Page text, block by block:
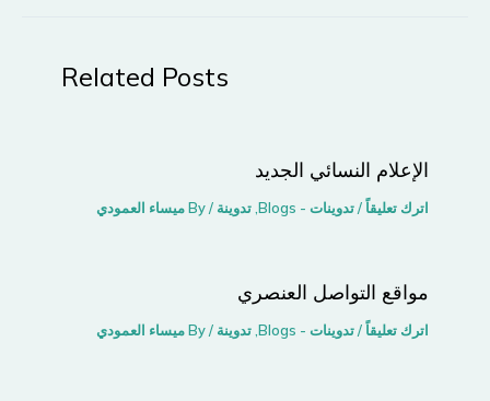
Related Posts
الإعلام النسائي الجديد
اترك تعليقاً /تدوينات - Blogs ,تدوينة / By ميساء العمودي
مواقع التواصل اﻟﻌﻨﺼﺮي
اترك تعليقاً /تدوينات - Blogs ,تدوينة / By ميساء العمودي